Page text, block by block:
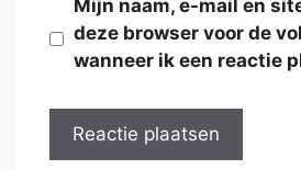
Mijn naam, e-mail en
deze browser voor de
wanneer ik een reactie